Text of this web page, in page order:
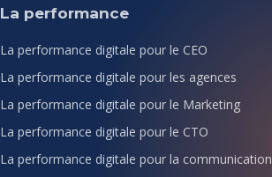
La performance
La performance digitale pour le CEO
La performance digitale pour les agences
La performance digitale pour le Marketing
La performance digitale pour le CTO
La performance digitale pour la communication